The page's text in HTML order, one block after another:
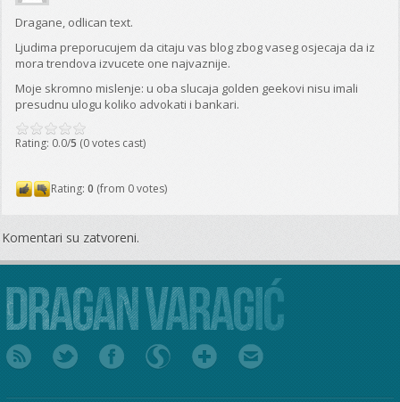
Dragane, odlican text.
Ljudima preporucujem da citaju vas blog zbog vaseg osjecaja da iz
mora trendova izvucete one najvaznije.
Moje skromno mislenje: u oba slucaja golden geekovi nisu imali
presudnu ulogu koliko advokati i bankari.
Rating: 0.0/5 (0 votes cast)
Rating:0 (from 0 votes)
Komentari su zatvoreni.